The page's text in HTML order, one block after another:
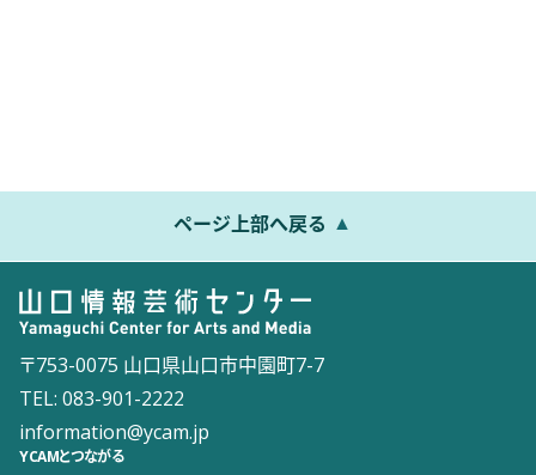
ページ上部へ戻る
〒753-0075 山口県山口市中園町7-7
TEL: 083-901-2222
information@ycam.jp
YCAMとつながる